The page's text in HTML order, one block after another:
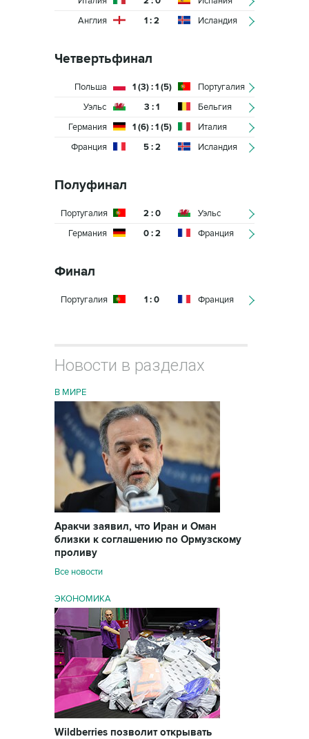
Англия
1 : 2 Исландия
Четвертьфинал
Польша 1 (3) : 1 (5)
Португалия
Уэльс
3 : 1
Бельгия
Германия
1 (6) : 1 (5)
Италия
Франция
5 : 2 Исландия
Полуфинал
Португалия 2 : 0
Уэльс
Германия
0 : 2 Франция
Финал
Португалия 1 : 0 Франция
Новости в разделах
В МИРЕ
Аракчи заявил, что Иран и Оман
близки к соглашению по Ормузскому
проливу
Все новости
ЭКОНОМИКА
Wildberries позволит открывать